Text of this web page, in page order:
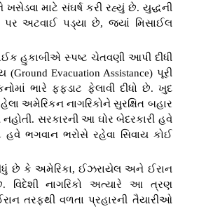
ખસેડવા માટે સંઘર્ષ કરી રહ્યું છે. યુદ્ધની
પર અટવાઈ પડ્યા છે, જ્યાં મિસાઈલ
હુકાબીએ સ્પષ્ટ ચેતવણી આપી દીધી
Evacuation Assistance) પૂરી
ભારે ફફડાટ ફેલાવી દીધો છે. ખુદ
અમેરિકન નાગરિકોને સુરક્ષિત બહાર
સરકારની આ ઘોર બેદરકારી હવે
હવે ભગવાન ભરોસે રહેવા સિવાય કોઈ
છે કે અમેરિકા, ઈઝરાયેલ અને ઈરાન
વિદેશી નાગરિકો અત્યારે આ ત્રણ
તરફથી વળતા પ્રહારની તૈયારીઓ